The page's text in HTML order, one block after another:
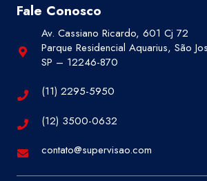
Fale Conosco
Av. Cassiano Ricardo, 601 Cj 72
Parque Residencial Aquarius, São
SP – 12246-870
(11) 2295-5950
(12) 3500-0632
contato@supervisao.com